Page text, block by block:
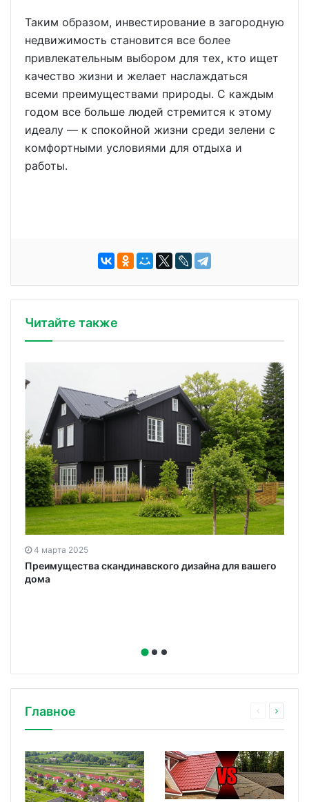
Таким образом, инвестирование в загородную
недвижимость становится все более
привлекательным выбором для тех, кто ищет
качество жизни и желает наслаждаться
всеми преимуществами природы. С каждым
годом все больше людей стремится к этому
идеалу — к спокойной жизни среди зелени с
комфортными условиями для отдыха и
работы.
Читайте также
4 марта 2025
Преимущества скандинавского дизайна для вашего
дома
Главное